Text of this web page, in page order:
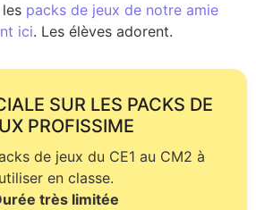
packs de jeux de notre amie
ici. Les élèves adorent.
SUR LES PACKS DE
PROFISSIME
de jeux du CE1 au CM2 à
utiliser en classe.
très limitée